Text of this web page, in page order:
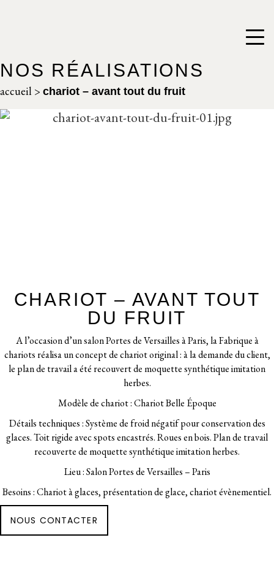
NOS RÉALISATIONS
accueil > chariot – avant tout du fruit
CHARIOT – AVANT TOUT
DU FRUIT
A l’occasion d’un salon Portes de Versailles à Paris, la Fabrique à
chariots réalisa un concept de chariot original : à la demande du client,
le plan de travail a été recouvert de moquette synthétique imitation
herbes.
Modèle de chariot : Chariot Belle Époque
Détails techniques : Système de froid négatif pour conservation des
glaces. Toit rigide avec spots encastrés. Roues en bois. Plan de travail
recouverte de moquette synthétique imitation herbes.
Lieu : Salon Portes de Versailles – Paris
Besoins : Chariot à glaces, présentation de glace, chariot évènementiel.
NOUS CONTACTER